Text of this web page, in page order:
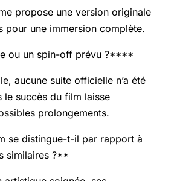
propose une version originale
pour une immersion complète.
ou un spin-off prévu ?****
aucune suite officielle n’a été
le succès du film laisse
prolongements.
se distingue-t-il par rapport à
similaires ?**